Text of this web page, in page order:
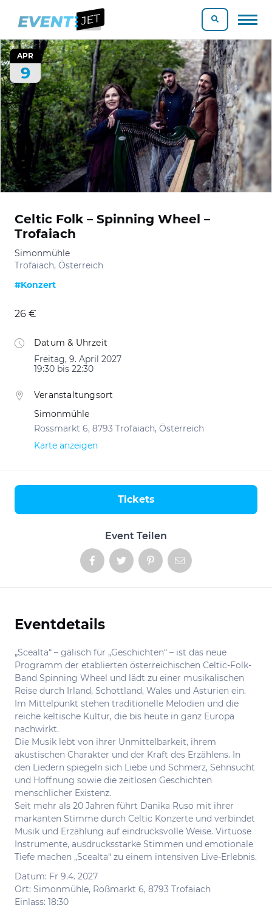
APR
9
Celtic Folk – Spinning Wheel –
Trofaiach
Simonmühle
Trofaiach, Österreich
#Konzert
26 €
Datum & Uhrzeit
Freitag, 9. April 2027
19:30 bis 22:30
Veranstaltungsort
Simonmühle
Rossmarkt 6, 8793 Trofaiach, Österreich
Karte anzeigen
Event Teilen
Tickets
Informationen
Eventdetails
„Scealta“ – gälisch für „Geschichten“ – ist das neue
Programm der etablierten österreichischen Celtic-Folk-
Band Spinning Wheel und lädt zu einer musikalischen
Reise durch Irland, Schottland, Wales und Asturien ein.
Im Mittelpunkt stehen traditionelle Melodien und die
reiche keltische Kultur, die bis heute in ganz Europa
nachwirkt.
Die Musik lebt von ihrer Unmittelbarkeit, ihrem
akustischen Charakter und der Kraft des Erzählens. In
den Liedern spiegeln sich Liebe und Schmerz, Sehnsucht
und Hoffnung sowie die zeitlosen Geschichten
menschlicher Existenz.
Seit mehr als 20 Jahren führt Danika Ruso mit ihrer
markanten Stimme durch Celtic Konzerte und verbindet
Musik und Erzählung auf eindrucksvolle Weise. Virtuose
Instrumente, ausdrucksstarke Stimmen und emotionale
Tiefe machen „Scealta“ zu einem intensiven Live-Erlebnis.
Datum: Fr 9.4. 2027
Ort: Simonmühle, Roßmarkt 6, 8793 Trofaiach
Einlass: 18:30